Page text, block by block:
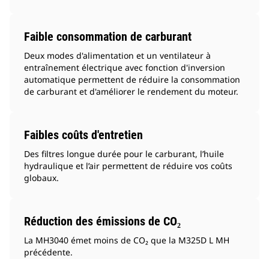
Faible consommation de carburant
Deux modes d'alimentation et un ventilateur à
entraînement électrique avec fonction d'inversion
automatique permettent de réduire la consommation
de carburant et d'améliorer le rendement du moteur.
Faibles coûts d'entretien
Des filtres longue durée pour le carburant, l’huile
hydraulique et l’air permettent de réduire vos coûts
globaux.
Réduction des émissions de CO₂
La MH3040 émet moins de CO₂ que la M325D L MH
précédente.